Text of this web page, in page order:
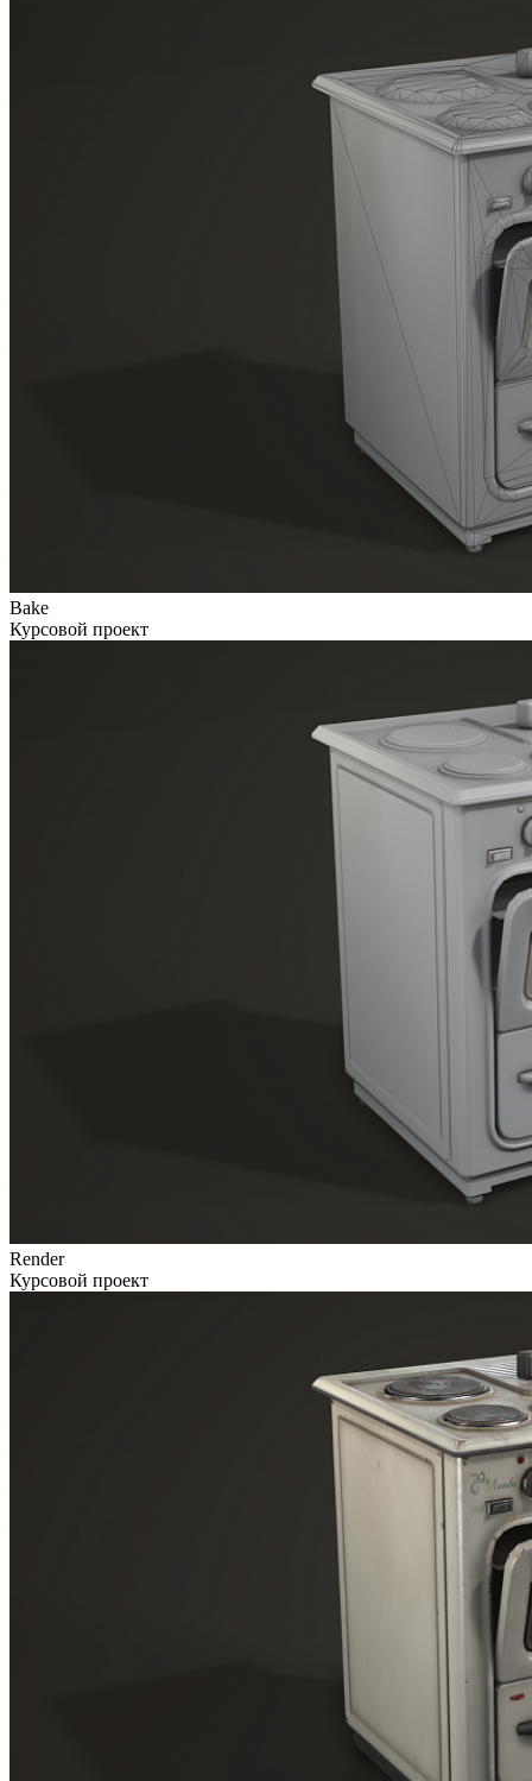
Bake
Курсовой проект
Render
Курсовой проект